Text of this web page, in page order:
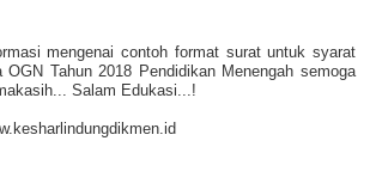
mengenai contoh format surat untuk syarat
OGN Tahun 2018 Pendidikan Menengah semoga
Salam Edukasi...!